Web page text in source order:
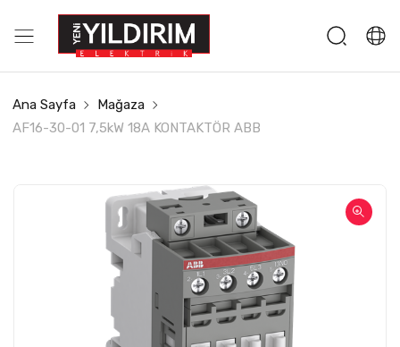
Ana Sayfa
Mağaza
AF16-30-01 7,5kW 18A KONTAKTÖR ABB